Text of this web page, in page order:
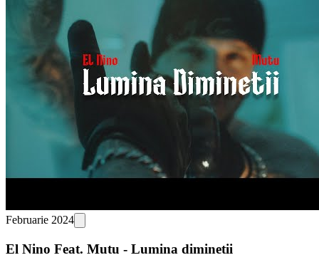
Februarie 2024
El Nino Feat. Mutu - Lumina diminetii